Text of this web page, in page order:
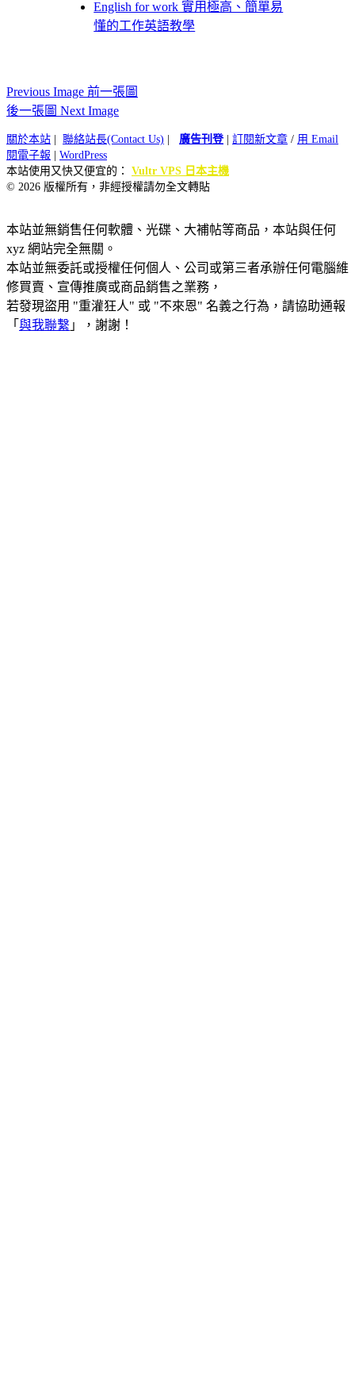
English for work 實用極高、簡單易
懂的工作英語教學
Previous Image 前一張圖
後一張圖 Next Image
關於本站 聯絡站長(Contact Us) 廣告刊登| 訂閱新文章 / 用 Email
閱電子報
WordPress
本站使用又快又便宜的： Vultr VPS 日本主機
© 2026 版權所有，非經授權請勿全文轉貼
本站並無銷售任何軟體、光碟、大補帖等商品，本站與任何
xyz 網站完全無關。
本站並無委託或授權任何個人、公司或第三者承辦任何電腦維
修買賣、宣傳推廣或商品銷售之業務，
若發現盜用 "重灌狂人" 或 "不來恩" 名義之行為，請協助通報
「 與我聯繫 」，謝謝！